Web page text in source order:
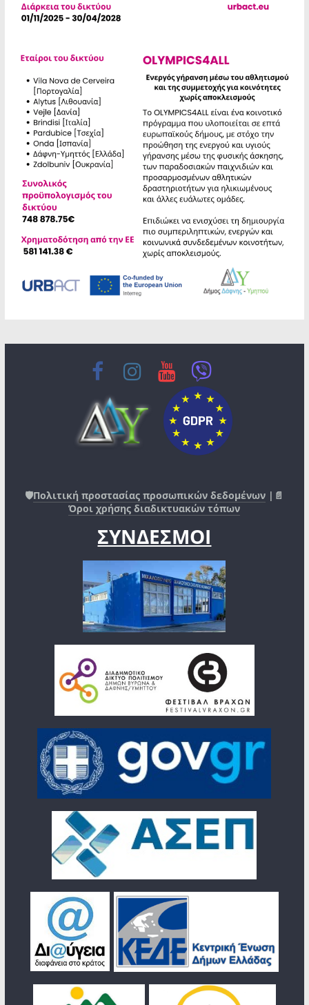
🛡️Πολιτική προστασίας προσωπικών δεδομένων |📄
Όροι χρήσης διαδικτυακών τόπων
ΣΥΝΔΕΣΜΟΙ